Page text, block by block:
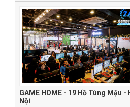
GAME HOME - 19 Hồ Tùng Mậu -
Nội